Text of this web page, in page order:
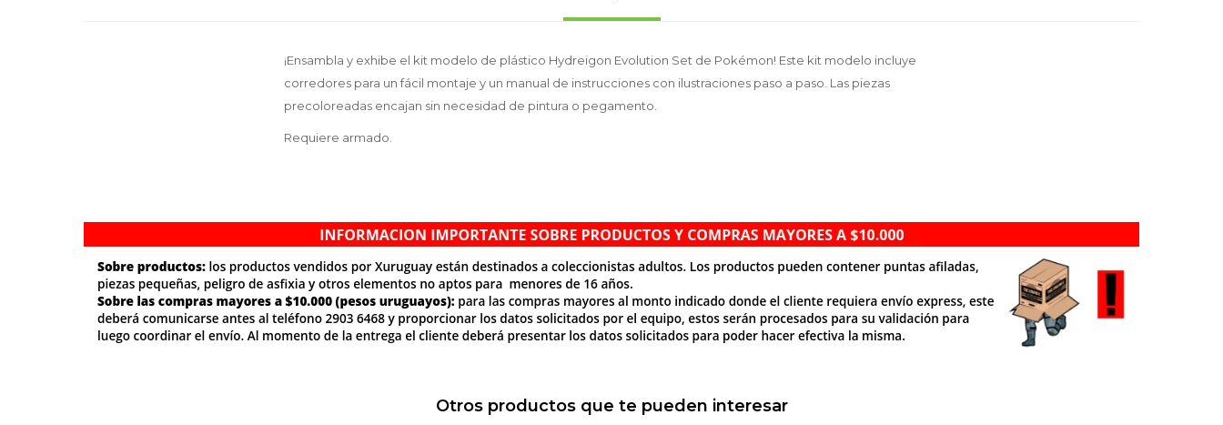
¡Ensambla y exhibe el kit modelo de plástico Hydreigon Evolution Set de Pokémon! Este kit modelo incluye
corredores para un fácil montaje y un manual de instrucciones con ilustraciones paso a paso. Las piezas
precoloreadas encajan sin necesidad de pintura o pegamento.
Requiere armado.
Otros productos que te pueden interesar